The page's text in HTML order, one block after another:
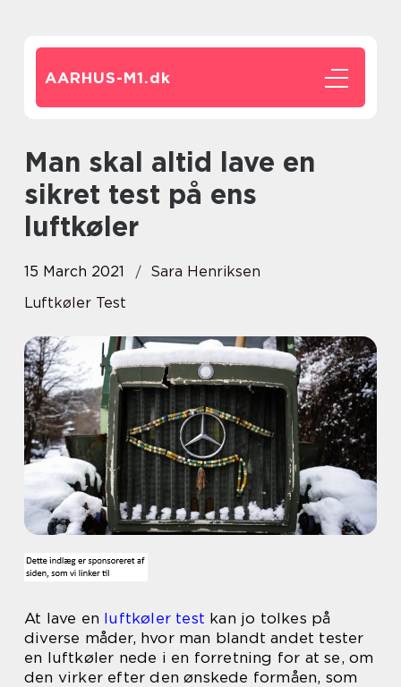
AARHUS-M1.dk
Man skal altid lave en
sikret test på ens
luftkøler
15 March 2021
Sara Henriksen
Luftkøler Test
At lave en luftkøler test kan jo tolkes på
diverse måder, hvor man blandt andet tester
en luftkøler nede i en forretning for at se, om
den virker efter den ønskede formåen, som